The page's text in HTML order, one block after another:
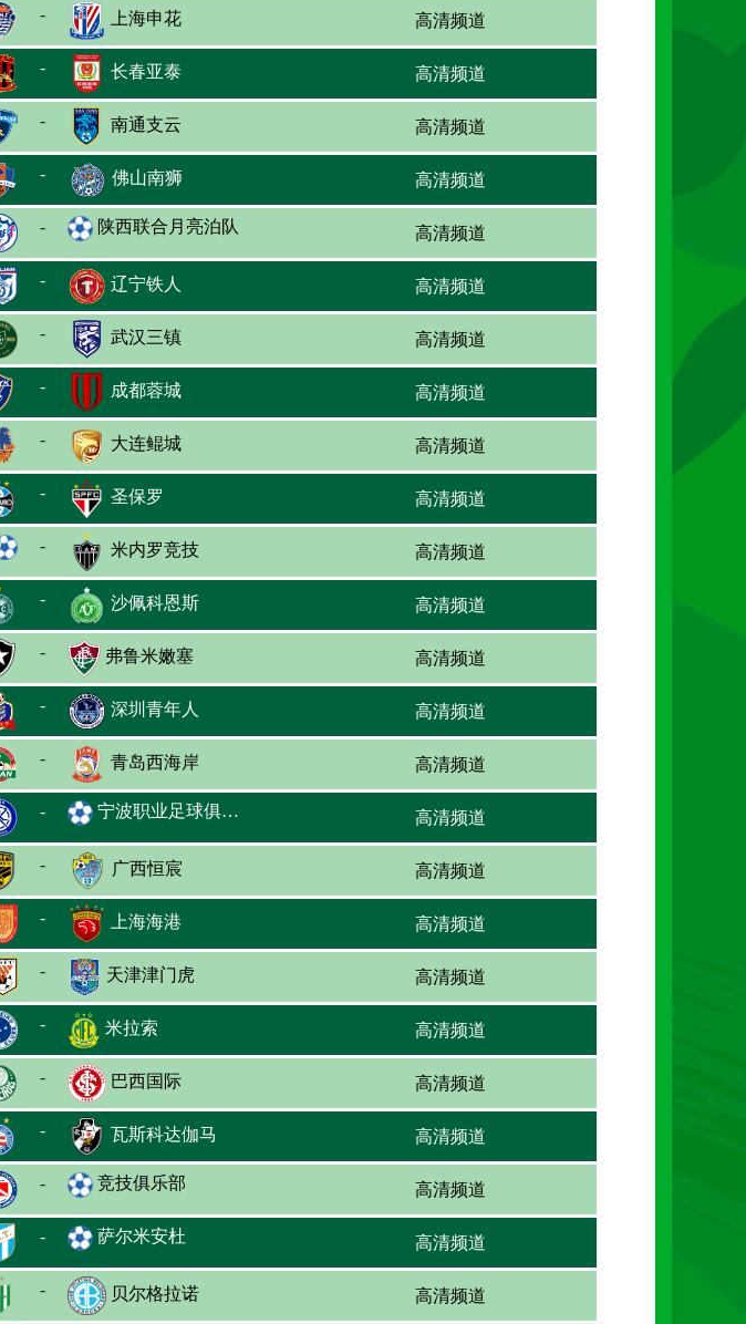
- 上海申花 高清频道
- 长春亚泰 高清频道
- 南通支云 高清频道
- 佛山南狮 高清频道
- 陕西联合月亮泊队 高清频道
- 辽宁铁人 高清频道
- 武汉三镇 高清频道
- 成都蓉城 高清频道
- 大连鲲城 高清频道
- 圣保罗 高清频道
- 米内罗竞技 高清频道
- 沙佩科恩斯 高清频道
- 弗鲁米嫩塞 高清频道
- 深圳青年人 高清频道
- 青岛西海岸 高清频道
- 宁波职业足球俱乐部 高清频道
- 广西恒宸 高清频道
- 上海海港 高清频道
- 天津津门虎 高清频道
- 米拉索 高清频道
- 巴西国际 高清频道
- 瓦斯科达伽马 高清频道
- 竞技俱乐部 高清频道
- 萨尔米安杜 高清频道
- 贝尔格拉诺 高清频道